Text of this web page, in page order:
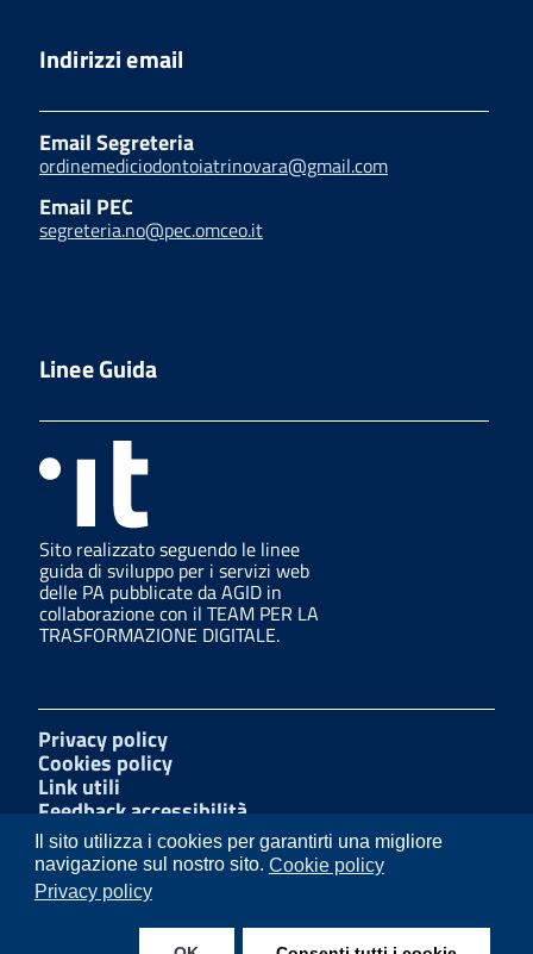
Il sito utilizza i cookies per garantirti una migliore
navigazione sul nostro sito. Cookie policy
Privacy policy
Indirizzi email
Email Segreteria
ordinemediciodontoiatrinovara@gmail.com
Email PEC
segreteria.no@pec.omceo.it
Linee Guida
Sito realizzato seguendo le linee
guida di sviluppo per i servizi web
delle PA pubblicate da AGID in
collaborazione con il TEAM PER LA
TRASFORMAZIONE DIGITALE.
Privacy policy
Cookies policy
Link utili
Feedback accessibilità
Amministrazione trasparente
W3C Css
Mappa del sito
Dichiarazione accessibilità